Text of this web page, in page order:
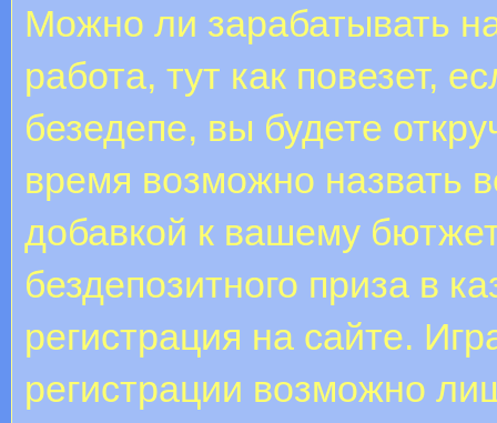
Можно ли зарабатывать
работа, тут как повезет,
безедепе, вы будете
время возможно назвать
добавкой к вашему
бездепозитного приза в
регистрация на сайте.
регистрации возможно